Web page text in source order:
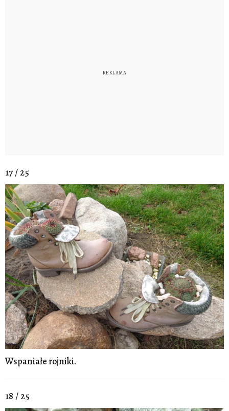
17 / 25
Wspaniałe rojniki.
18 / 25